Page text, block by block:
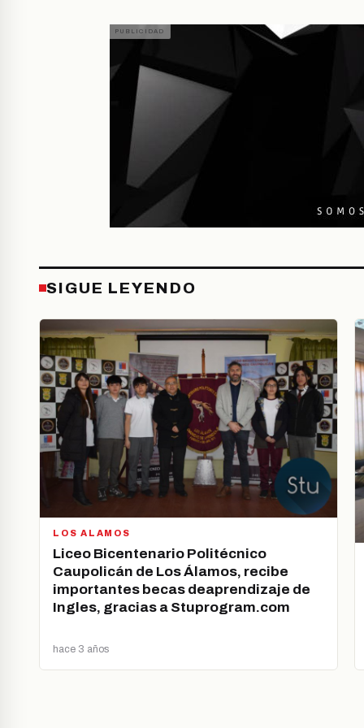
SIGUE LEYENDO
LOS ALAMOS
Liceo Bicentenario Politécnico
Caupolicán de Los Álamos, recibe
importantes becas deaprendizaje de
Ingles, gracias a Stuprogram.com
hace 3 años